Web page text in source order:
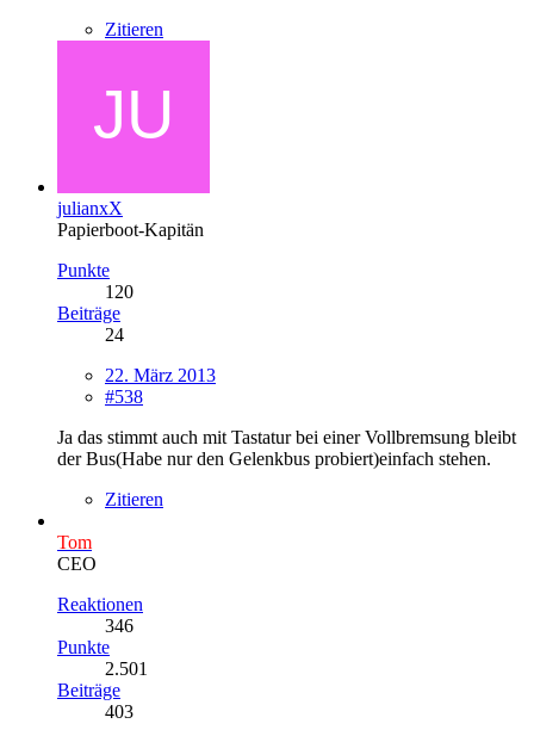
Zitieren
julianxX
Papierboot-Kapitän
Punkte
120
Beiträge
24
22. März 2013
#538
Ja das stimmt auch mit Tastatur bei einer Vollbremsung bleibt
der Bus(Habe nur den Gelenkbus probiert)einfach stehen.
Zitieren
Tom
CEO
Reaktionen
346
Punkte
2.501
Beiträge
403